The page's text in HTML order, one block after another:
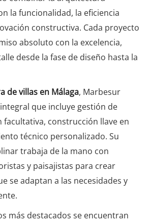
la funcionalidad, la eficiencia
constructiva. Cada proyecto
absoluto con la excelencia,
desde la fase de diseño hasta la
de villas en Málaga, Marbesur
que incluye gestión de
facultativa, construcción llave en
técnico personalizado. Su
trabaja de la mano con
y paisajistas para crear
se adaptan a las necesidades y
más destacados se encuentran